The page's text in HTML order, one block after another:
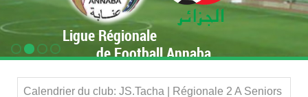
Ligue Régionale
de Football Annaba
Calendrier du club: JS.Tacha | Régionale 2 A Seniors